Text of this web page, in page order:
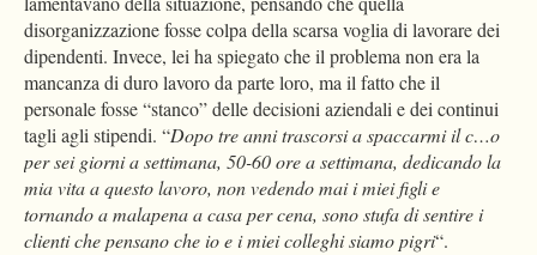
disorganizzazione fosse colpa della scarsa voglia di lavorare dei
dipendenti. Invece, lei ha spiegato che il problema non era la
mancanza di duro lavoro da parte loro, ma il fatto che il
personale fosse “stanco” delle decisioni aziendali e dei continui
tagli agli stipendi. “Dopo tre anni trascorsi a spaccarmi il c…o
per sei giorni a settimana, 50-60 ore a settimana, dedicando la
mia vita a questo lavoro, non vedendo mai i miei figli e
tornando a malapena a casa per cena, sono stufa di sentire i
clienti che pensano che io e i miei colleghi siamo pigri“.